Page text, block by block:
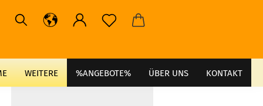
%ANGEBOTE% ÜBER UNS KONTAKT
WEITERE